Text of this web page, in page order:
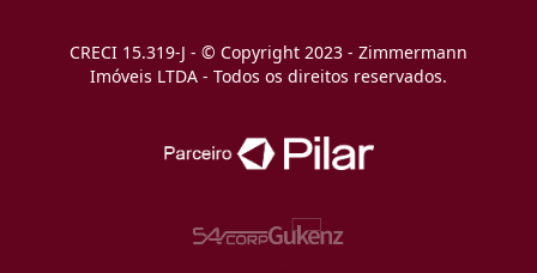
CRECI 15.319-J - © Copyright 2023 - Zimmermann
Imóveis LTDA - Todos os direitos reservados.